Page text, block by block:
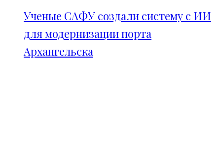
Ученые САФУ создали систему с ИИ
для модернизации порта
Архангельска